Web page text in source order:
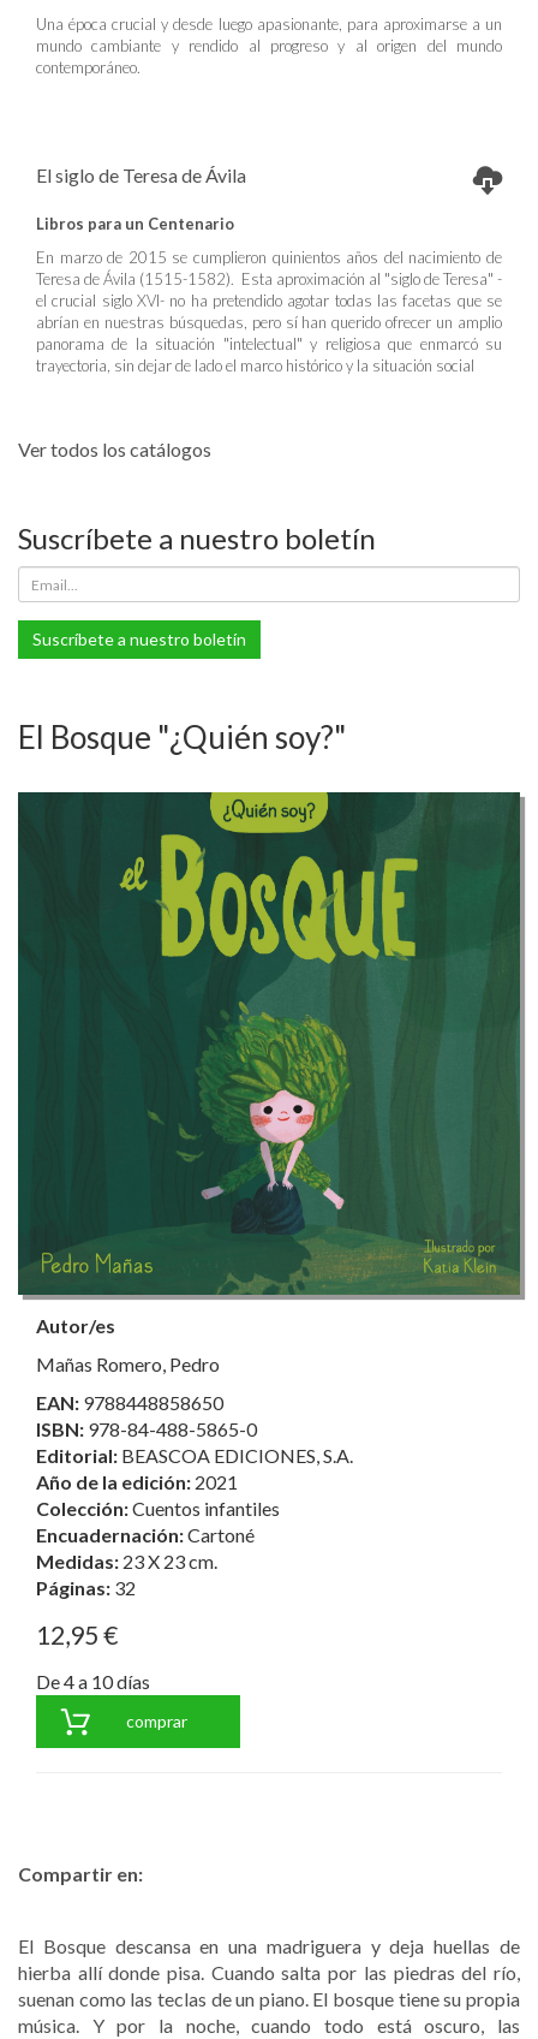
Una época crucial y desde luego apasionante, para aproximarse a un
mundo cambiante y rendido al progreso y al origen del mundo
contemporáneo.
El siglo de Teresa de Ávila
Libros para un Centenario
En marzo de 2015 se cumplieron quinientos años del nacimiento de
Teresa de Ávila (1515-1582). Esta aproximación al "siglo de Teresa" -
el crucial siglo XVI- no ha pretendido agotar todas las facetas que se
abrían en nuestras búsquedas, pero sí han querido ofrecer un amplio
panorama de la situación "intelectual" y religiosa que enmarcó su
trayectoria, sin dejar de lado el marco histórico y la situación social
Ver todos los catálogos
Suscríbete a nuestro boletín
Suscríbete a nuestro boletín
El Bosque "¿Quién soy?"
Autor/es
Mañas Romero, Pedro
EAN: 9788448858650
ISBN: 978-84-488-5865-0
Editorial: BEASCOA EDICIONES, S.A.
Año de la edición: 2021
Colección:Cuentos infantiles
Encuadernación:Cartoné
Medidas: 23 X 23 cm.
Páginas: 32
12,95 €
De 4 a 10 días
comprar
Compartir en:
El Bosque descansa en una madriguera y deja huellas de
hierba allí donde pisa. Cuando salta por las piedras del río,
suenan como las teclas de un piano. El bosque tiene su propia
música. Y por la noche, cuando todo está oscuro, las